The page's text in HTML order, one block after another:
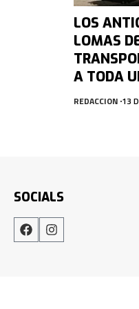
LOS
LOMAS
A TODA
REDACCION 13
SOCIALS